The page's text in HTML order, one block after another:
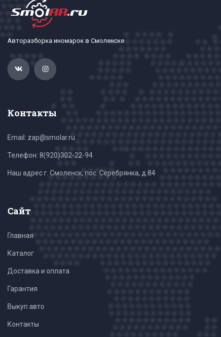
Авторазборка иномарок в Смоленске
Контакты
Email: zap@smolar.ru
Телефон: 8(920)302-22-94
Наш адрес г. Смоленск, пос. Серебрянка, д.84
Сайт
Главная
Каталог
Доставка и оплата
Гарантия
Выкуп авто
Контакты